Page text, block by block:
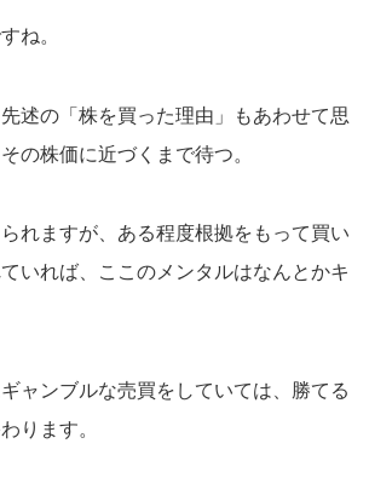
ね。
述の「株を買った理由」もあわせて思
の株価に近づくまで待つ。
れますが、ある程度根拠をもって買い
いれば、ここのメンタルはなんとかキ
ャンブルな売買をしていては、勝てる
ります。